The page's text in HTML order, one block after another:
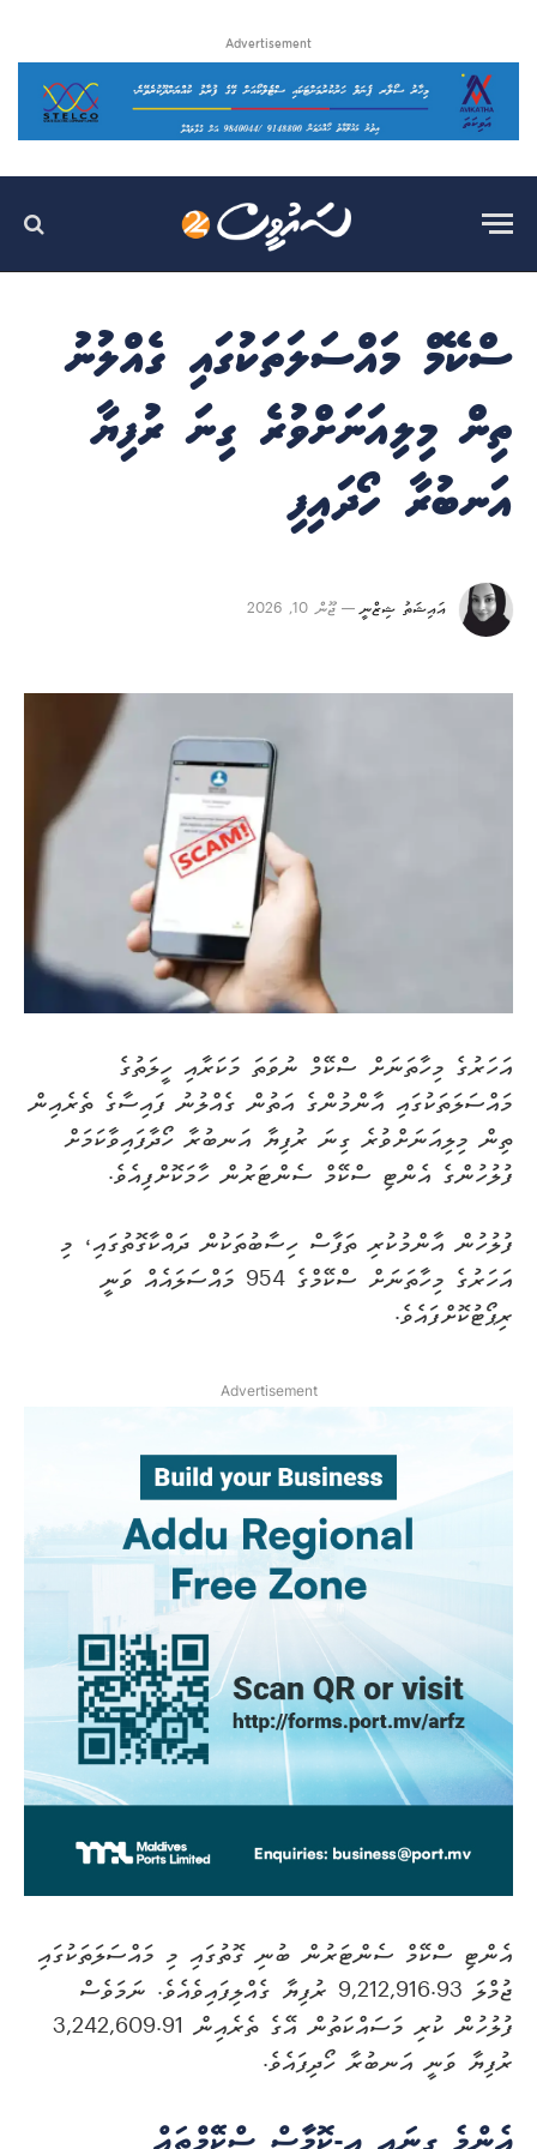
Advertisement
ސްކޭމް މައްސަލަތަކުގައި ގެއްލުނު
ތިން މިލިއަނަށްވުރެ ގިނަ ރުފިޔާ
އަނބުރާ ހޯދައިފި
އައިޝަތު ޝިޒްނީ ޖޫން 10, 2026
އަހަރުގެ މިހާތަނަށް ސްކޭމް ނުވަތަ މަކަރާއި ހީލަތުގެ
މައްސަލަތަކުގައި އާންމުންގެ އަތުން ގެއްލުނު ފައިސާގެ ތެރެއިން
ތިން މިލިއަނަށްވުރެ ގިނަ ރުފިޔާ އަނބުރާ ހޯދާފައިވާކަމަށް
ފުލުހުންގެ އެންޓި ސްކޭމް ސެންޓަރުން ހާމަކޮށްފިއެވެ.
ފުލުހުން އާންމުކުރި ތަފާސް ހިސާބުތަކުން ދައްކާގޮތުގައި، މި
އަހަރުގެ މިހާތަނަށް ސްކޭމްގެ 954 މައްސަލައެއް ވަނީ
ރިޕޯޓުކޮށްފައެވެ.
Advertisement
އެންޓި ސްކޭމް ސެންޓަރުން ބުނި ގޮތުގައި މި މައްސަލަތަކުގައި
ޖުމްލަ 9,212,916.93 ރުފިޔާ ގެއްލިފައިވެއެވެ. ނަމަވެސް
ފުލުހުން ކުރި މަސައްކަތުން އޭގެ ތެރެއިން 3,242,609.91
ރުފިޔާ ވަނީ އަނބުރާ ހޯދިފައެވެ.